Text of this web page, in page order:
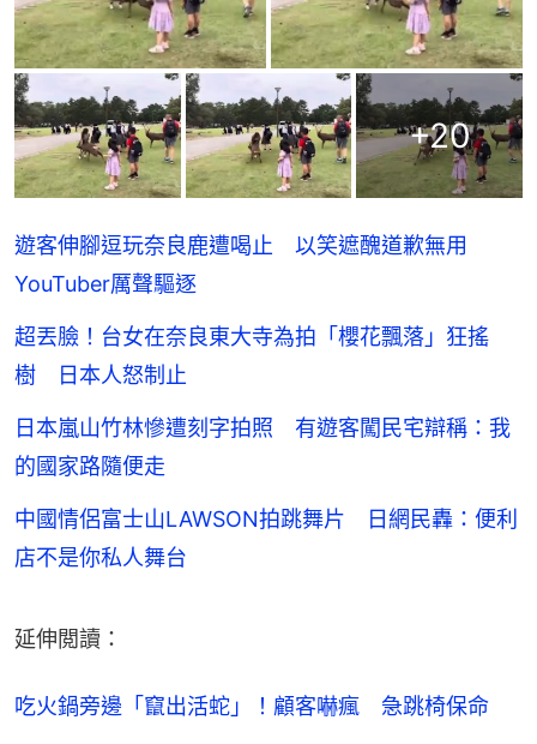
+20
遊客伸腳逗玩奈良鹿遭喝止 以笑遮醜道歉無用
YouTuber厲聲驅逐
超丟臉！台女在奈良東大寺為拍「櫻花飄落」狂搖
樹 日本人怒制止
日本嵐山竹林慘遭刻字拍照 有遊客闖民宅辯稱：我
的國家路隨便走
中國情侶富士山LAWSON拍跳舞片 日網民轟：便利
店不是你私人舞台
延伸閲讀：
吃火鍋旁邊「竄出活蛇」！顧客嚇瘋　急跳椅保命